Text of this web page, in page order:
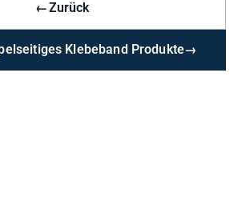
←Zurück
Klebeband Produkte→